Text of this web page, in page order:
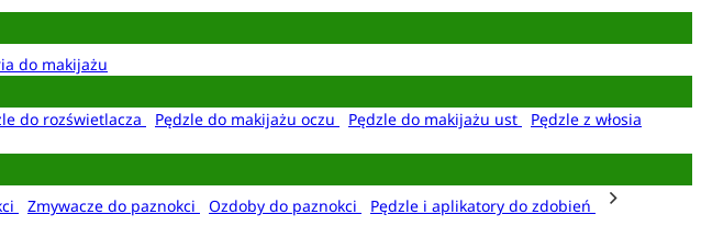
do makijażu
do rozświetlacza Pędzle do makijażu oczu Pędzle do makijażu ust
Pędzle z włosia
Zmywacze do paznokci Ozdoby do paznokci
Pędzle i aplikatory do zdobień